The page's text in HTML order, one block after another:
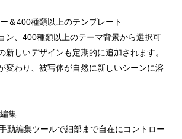
＆400種類以上のテンプレート
ン、400種類以上のテーマ背景から選択可
新しいデザインも定期的に追加されます。
変わり、被写体が自然に新しいシーンに溶
集
動編集ツールで細部まで自在にコントロー